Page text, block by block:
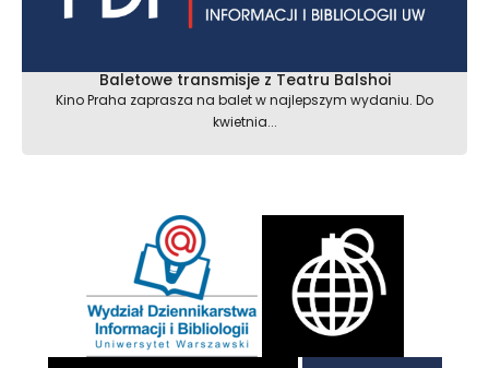
Baletowe transmisje z Teatru Balshoi
Kino Praha zaprasza na balet w najlepszym wydaniu. Do
kwietnia...